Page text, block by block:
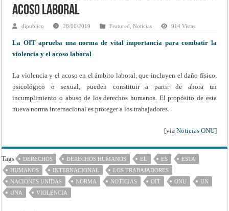
acoso laboral
dipublico 28/06/2019 Featured,Noticias 914 Vistas
La OIT aprueba una norma de vital importancia para combatir la
violencia y el acoso laboral
La violencia y el acoso en el ámbito laboral, que incluyen el daño físico,
psicológico o sexual, pueden constituir a partir de ahora un
incumplimiento o abuso de los derechos humanos. El propósito de esta
nueva norma internacional es proteger a los trabajadores.
[via Noticias ONU]
Tags DERECHOS DERECHOS HUMANOS EL ES
ESTA
HUMANOS
INTERNACIONAL
LOS TRABAJADORES
NACIONES UNIDAS
NORMA NOTICIAS OIT ONU
UN
UNA
VIOLENCIA